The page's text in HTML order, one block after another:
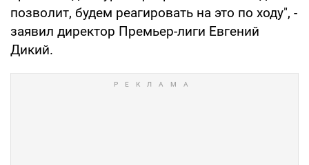
позволит, будем реагировать на это по ходу", -
заявил директор Премьер-лиги Евгений
Дикий.